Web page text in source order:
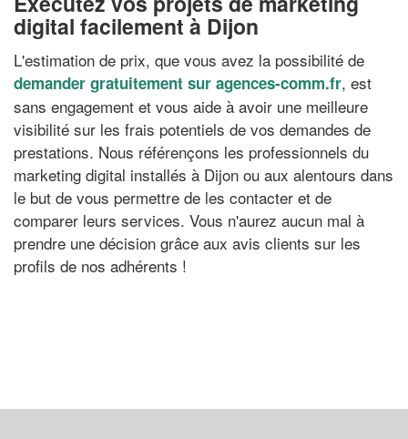
digital facilement à Dijon
L'estimation de prix, que vous avez la possibilité de
demander gratuitement sur agences-comm.fr, est
sans engagement et vous aide à avoir une meilleure
visibilité sur les frais potentiels de vos demandes de
prestations. Nous référençons les professionnels du
marketing digital installés à Dijon ou aux alentours dans
le but de vous permettre de les contacter et de
comparer leurs services. Vous n'aurez aucun mal à
prendre une décision grâce aux avis clients sur les
profils de nos adhérents !